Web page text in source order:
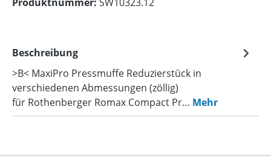
Beschreibung
>B< MaxiPro Pressmuffe Reduzierstück in
verschiedenen Abmessungen (zöllig)
für Rothenberger Romax Compact Pr… Mehr